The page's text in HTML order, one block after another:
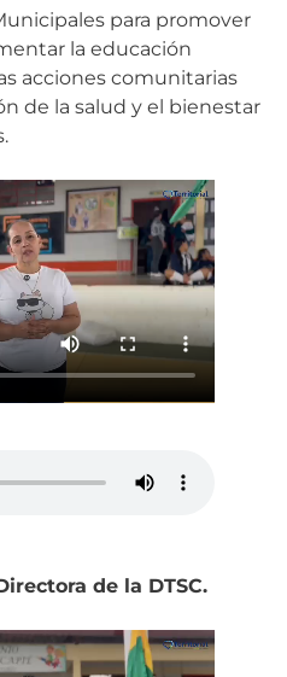
para promover
la educación
acciones comunitarias
de la salud y el bienestar
de la DTSC.